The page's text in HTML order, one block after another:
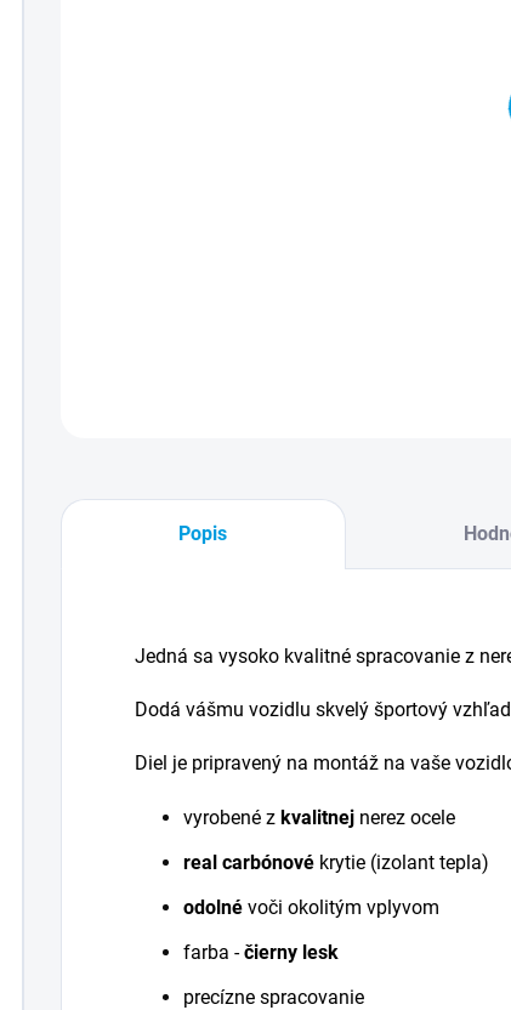
Popis
Jedná sa vysoko kvalitné spracovanie z
Dodá vášmu vozidlu skvelý športový
Diel je pripravený na montáž na vaše
vyrobené z kvalitnej nerez ocele
real carbónové krytie (izolant tepla)
odolné voči okolitým vplyvom
farba -čierny lesk
precízne spracovanie